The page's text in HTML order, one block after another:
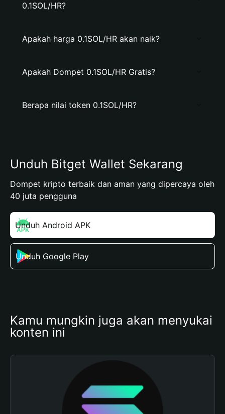
0.1SOL/HR?
Apakah harga 0.1SOL/HR akan naik?
Apakah Dompet 0.1SOL/HR Gratis?
Berapa nilai token 0.1SOL/HR?
Unduh Bitget Wallet Sekarang
Dompet kripto terbaik dan aman yang dipercaya oleh
40 juta pengguna
Unduh Android APK
Unduh Google Play
Kamu mungkin juga akan menyukai
konten ini